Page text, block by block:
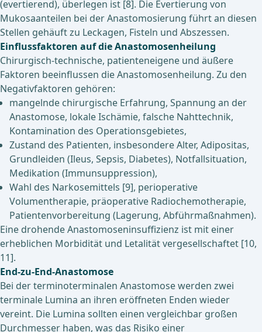
(evertierend), überlegen ist [8]. Die Evertierung von
Mukosaanteilen bei der Anastomosierung führt an diesen
Stellen gehäuft zu Leckagen, Fisteln und Abszessen.
Einflussfaktoren auf die Anastomosenheilung
Chirurgisch-technische, patienteneigene und äußere
Faktoren beeinflussen die Anastomosenheilung. Zu den
Negativfaktoren gehören:
mangelnde chirurgische Erfahrung, Spannung an der
Anastomose, lokale Ischämie, falsche Nahttechnik,
Kontamination des Operationsgebietes,
Zustand des Patienten, insbesondere Alter, Adipositas,
Grundleiden (Ileus, Sepsis, Diabetes), Notfallsituation,
Medikation (Immunsuppression),
Wahl des Narkosemittels [9], perioperative
Volumentherapie, präoperative Radiochemotherapie,
Patientenvorbereitung (Lagerung, Abführmaßnahmen).
Eine drohende Anastomoseninsuffizienz ist mit einer
erheblichen Morbidität und Letalität vergesellschaftet [10,
11].
End-zu-End-Anastomose
Bei der terminoterminalen Anastomose werden zwei
terminale Lumina an ihren eröffneten Enden wieder
vereint. Die Lumina sollten einen vergleichbar großen
Durchmesser haben, was das Risiko einer